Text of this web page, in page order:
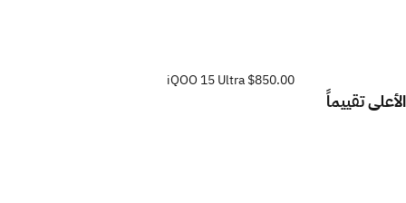
iQOO 15 Ultra$850.00
الأعلى تقييماً